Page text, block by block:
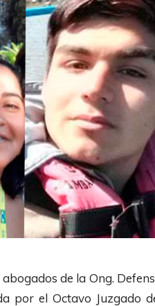
de la Ong.
por el Octavo Juzgado